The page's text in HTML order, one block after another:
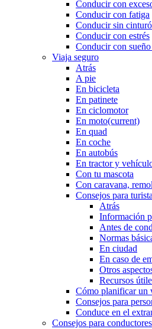
Conducir con
Conducir con fatiga
Conducir sin
Conducir con estrés
Conducir con
Viaja seguro
Atrás
A pie
En bicicleta
En patinete
En ciclomotor
En moto(current)
En quad
En coche
En autobús
En tractor y
Con tu mascota
Con caravana,
Consejos para
Atrás
Información
Antes de
Normas
En ciudad
En caso de
Otros
Recursos
Cómo planificar un
Consejos para
Conduce en el
Consejos para conductores